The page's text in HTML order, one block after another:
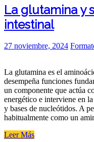
la
respuesta
alérgica
pediátrica
con
ácidos
poliinsaturados»
La glutamina y
intestinal
Posted
27 noviembre, 2024
La glutamina es el
desempeña funciones
un componente que actúa
energético e interviene en
y bases de nucleótidos. A
habitualmente como un
Leer Más«La